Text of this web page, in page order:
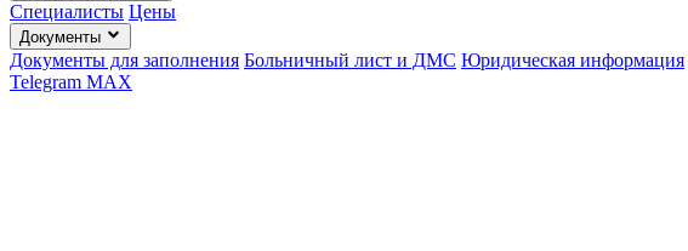
Специалисты Цены
Документы
Документы для заполнения Больничный лист и ДМС Юридическая информация
Telegram MAX